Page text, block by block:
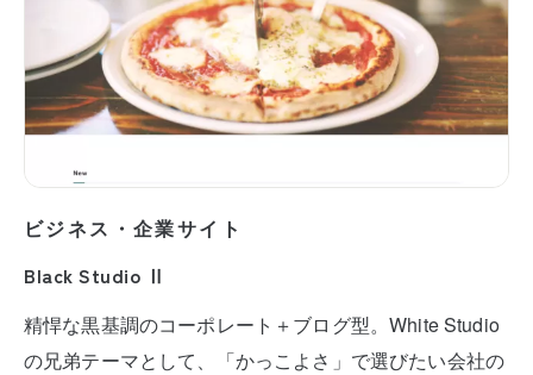
ビジネス・企業サイト
Black Studio Ⅱ
精悍な黒基調のコーポレート＋ブログ型。White Studio
の兄弟テーマとして、「かっこよさ」で選びたい会社の